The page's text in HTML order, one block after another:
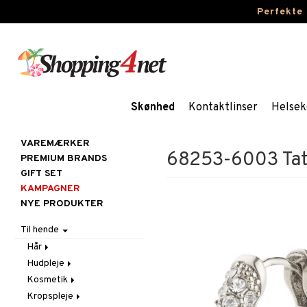
Perfekte
Skønhed Kontaktlinser
68253-6003
VAREMÆRKER
PREMIUM BRANDS
GIFT SET
KAMPAGNER
NYE PRODUKTER
Til hende
Hår
Accessoires
Balsam
Børster / Kæmmer
Hudpleje
Ansigtscremer
Fedtet hud
Ansigtspleje
Kosmetik
Gift Set
Kropspleje